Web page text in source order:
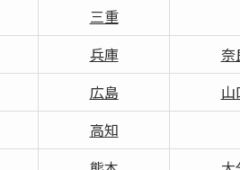
三重
兵庫 奈
広島
山
高知